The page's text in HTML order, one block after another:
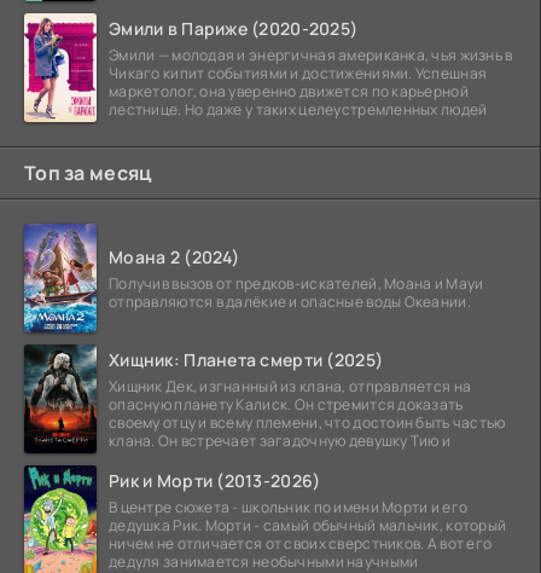
Эмили в Париже (2020-2025)
Эмили — молодая и энергичная американка, чья жизнь в
Чикаго кипит событиями и достижениями. Успешная
маркетолог, она уверенно движется по карьерной
лестнице. Но даже у таких целеустремленных людей
Топ за месяц
Моана 2 (2024)
Получив вызов от предков-искателей, Моана и Мауи
отправляются в далёкие и опасные воды Океании.
Хищник: Планета смерти (2025)
Хищник Дек, изгнанный из клана, отправляется на
опасную планету Калиск. Он стремится доказать
своему отцу и всему племени, что достоин быть частью
клана. Он встречает загадочную девушку Тию и
Рик и Морти (2013-2026)
В центре сюжета - школьник по имени Морти и его
дедушка Рик. Морти - самый обычный мальчик, который
ничем не отличается от своих сверстников. А вот его
дедуля занимается необычными научными